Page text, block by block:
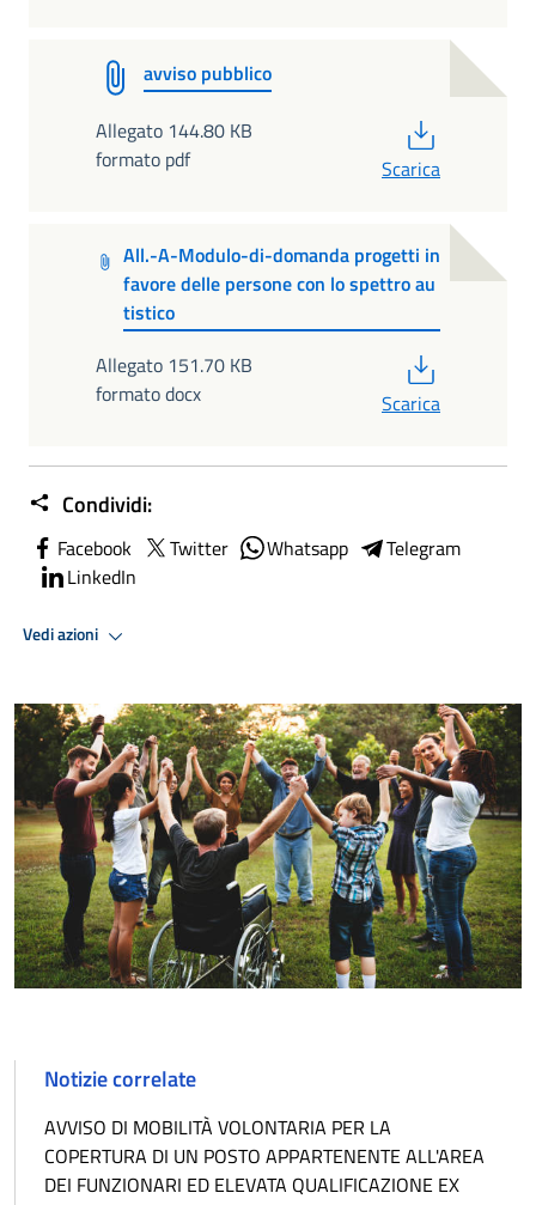
avviso pubblico
Allegato 144.80 KB
formato pdf
Scarica
All.-A-Modulo-di-domanda progetti in
favore delle persone con lo spettro au
tistico
Allegato 151.70 KB
formato docx
Scarica
Condividi:
Facebook Twitter Whatsapp
Telegram
LinkedIn
Vedi azioni
Notizie correlate
AVVISO DI MOBILITÀ VOLONTARIA PER LA
COPERTURA DI UN POSTO APPARTENENTE ALL'AREA
DEI FUNZIONARI ED ELEVATA QUALIFICAZIONE EX